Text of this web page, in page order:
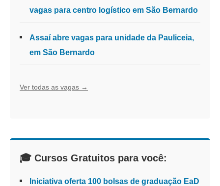
vagas para centro logístico em São Bernardo
Assaí abre vagas para unidade da Pauliceia,
em São Bernardo
Ver todas as vagas →
🎓 Cursos Gratuitos para você:
Iniciativa oferta 100 bolsas de graduação EaD